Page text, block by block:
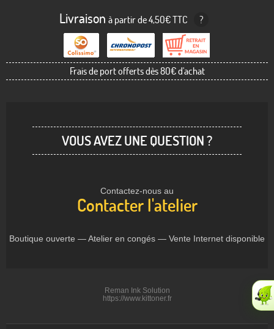
Livraison à partir de 4,50€ TTC ?
Frais de port offerts dès 80€ d'achat
VOUS AVEZ UNE QUESTION ?
Contactez-nous au
Contacter l'atelier
Boutique ouverte — Atelier en congés — Vente Internet disponible
Reman Ink Solution
https://www.kittoner.fr